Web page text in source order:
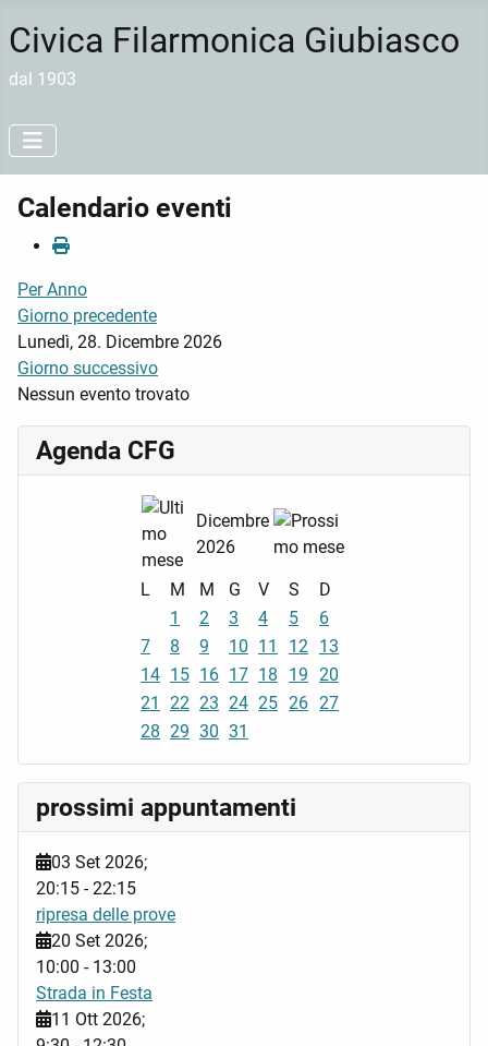
Civica Filarmonica Giubiasco
dal 1903
Calendario eventi
Per Anno
Giorno precedente
Lunedì, 28. Dicembre 2026
Giorno successivo
Nessun evento trovato
Agenda CFG
Dicembre
2026
L M M G V S
D
1
2 3 4 5
6
7
8 9 10 11 12 13
14 15 16 17 18 19 20
21
22 23 24 25 26 27
28 29 30 31
prossimi appuntamenti
03 Set 2026;
20:15 -22:15
ripresa delle prove
20 Set 2026;
10:00 - 13:00
Strada in Festa
11 Ott 2026;